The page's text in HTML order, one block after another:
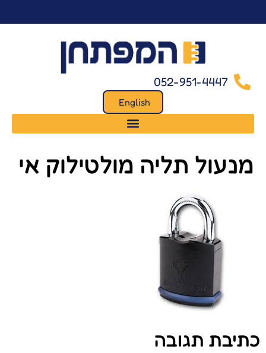
052-951-4447
English
מנעול תליה מולטילוק אי
כתיבת תגובה